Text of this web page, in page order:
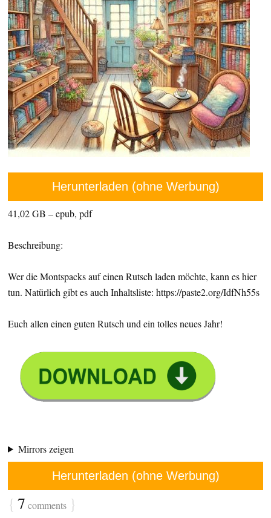
Herunterladen (ohne Werbung)
41,02 GB – epub, pdf
Beschreibung:
Wer die Montspacks auf einen Rutsch laden möchte, kann es hier
tun. Natürlich gibt es auch Inhaltsliste: https://paste2.org/IdfNh55s
Euch allen einen guten Rutsch und ein tolles neues Jahr!
Mirrors zeigen
Herunterladen (ohne Werbung)
{ 7 comments }